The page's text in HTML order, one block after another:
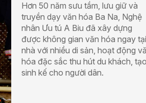
Hơn 50 năm sưu tầm, lưu giữ và
truyền dạy văn hóa Ba Na, Nghệ
nhân Ưu tú A Biu đã xây dựng
được không gian văn hóa ngay tại
nhà với nhiều di sản, hoạt động
hóa đặc sắc thu hút du khách, tạo
sinh kế cho người dân.